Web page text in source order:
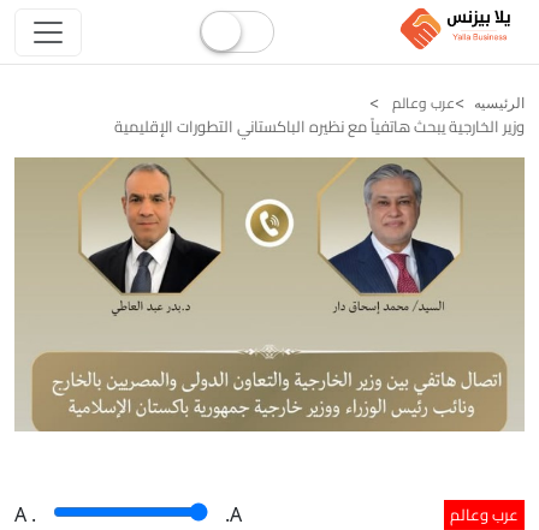
الرئيسيه عرب وعالم
وزير الخارجية يبحث هاتفياً مع نظيره الباكستاني التطورات الإقليمية
عرب وعالم A . .A